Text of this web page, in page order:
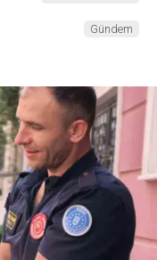
Gündem